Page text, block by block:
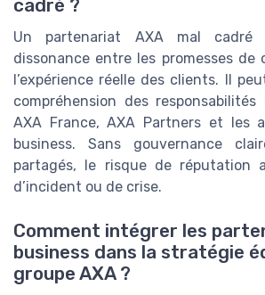
cadré ?
Un partenariat AXA mal
dissonance entre les promesses de
l’expérience réelle des clients. Il
compréhension des
AXA France, AXA Partners et les
business. Sans gouvernance
partagés, le risque de réputation
d’incident ou de crise.
Comment intégrer les
business dans la stratégie
groupe AXA ?